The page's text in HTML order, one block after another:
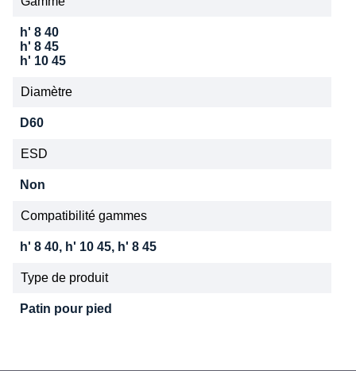
h' 8 40
h' 8 45
h' 10 45
Diamètre
D60
ESD
Non
Compatibilité gammes
h' 8 40, h' 10 45, h' 8 45
Type de produit
Patin pour pied